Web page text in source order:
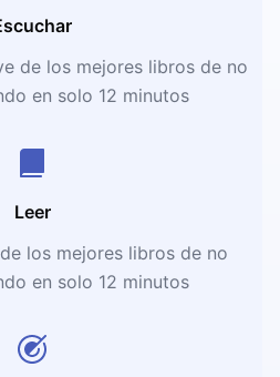
de los mejores libros de no
en solo 12 minutos
Leer
los mejores libros de no
en solo 12 minutos